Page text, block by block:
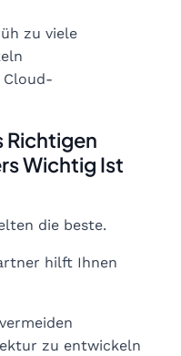
zu viele
Cloud-
Richtigen
Wichtig Ist
die beste.
hilft Ihnen
zu entwickeln